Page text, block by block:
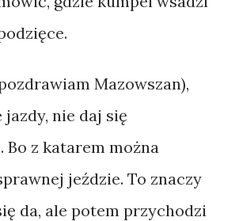
Mazowszan),
nie daj się
Bo z katarem można
jeździe. To znaczy
da, ale potem przychodzi